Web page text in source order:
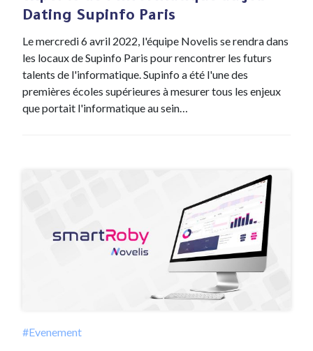
Dating Supinfo Paris
Le mercredi 6 avril 2022, l'équipe Novelis se rendra dans
les locaux de Supinfo Paris pour rencontrer les futurs
talents de l'informatique. Supinfo a été l'une des
premières écoles supérieures à mesurer tous les enjeux
que portait l'informatique au sein…
#Evenement